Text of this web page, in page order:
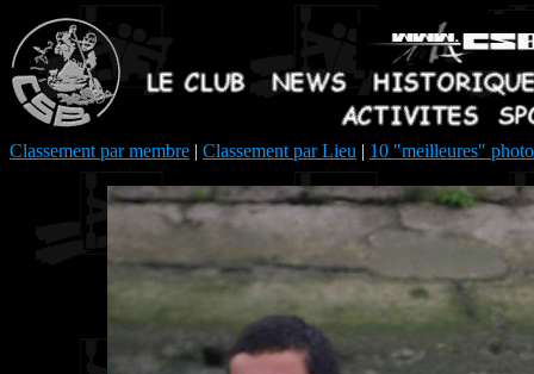
Classement par membre | Classement par Lieu | 10 "meilleures"